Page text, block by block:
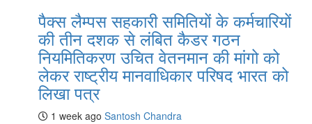
पैक्स लैम्पस सहकारी समितियों के कर्मचारियों
की तीन दशक से लंबित कैडर गठन
नियमितिकरण उचित वेतनमान की मांगो को
लेकर राष्ट्रीय मानवाधिकार परिषद भारत को
लिखा पत्र
1 week ago Santosh Chandra